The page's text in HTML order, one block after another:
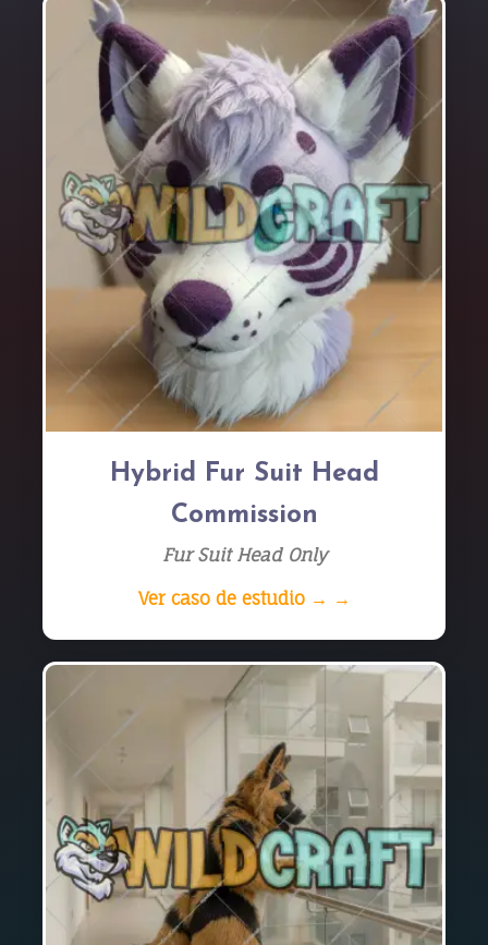
Hybrid Fur Suit Head
Commission
Fur Suit Head Only
Ver caso de estudio → →